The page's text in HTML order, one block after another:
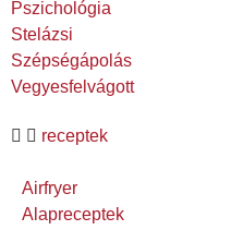
Pszichológia
Stelázsi
Szépségápolás
Vegyesfelvágott
receptek
Airfryer
Alapreceptek